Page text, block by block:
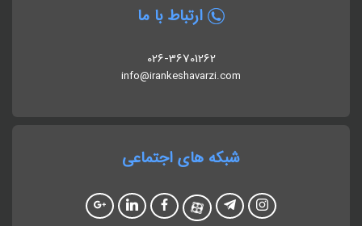
ارتباط با ما
026-36701262
info@irankeshavarzi.com
شبکه های اجتماعی